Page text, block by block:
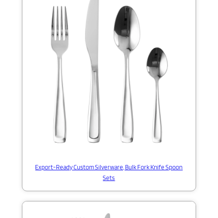
Export-Ready Custom Silverware, Bulk Fork Knife Spoon
Sets